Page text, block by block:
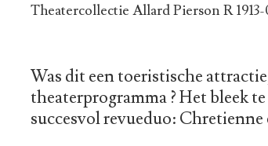
Theatercollectie Allard Pierson R 1913-
Was dit een toeristische
theaterprogramma ? Het bleek
succesvol revueduo: